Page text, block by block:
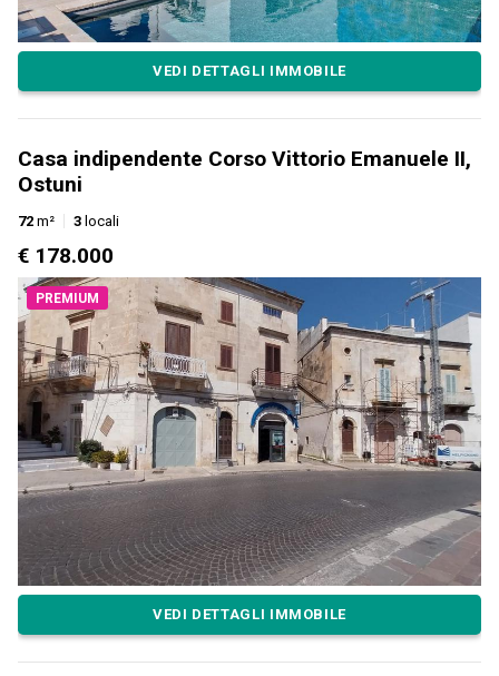
VEDI DETTAGLI IMMOBILE
Casa indipendente Corso Vittorio Emanuele II,
Ostuni
72 m² 3 locali
€ 178.000
PREMIUM
VEDI DETTAGLI IMMOBILE